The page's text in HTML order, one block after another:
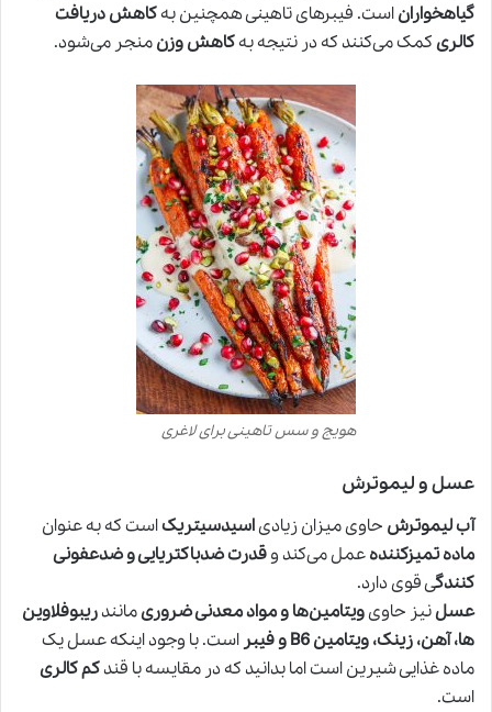
گیاهخواراناست. فیبرهای تاهینی همچنین بهکاهش دریافت
کالری کمک می‌کنند که در نتیجه بهکاهش وزنمنجر می‌شود.
هویج و سس تاهینی برای لاغری
عسل و لیموترش
آب لیموترش حاوی میزان زیادیاسیدسیتریکاست که به عنوان
ماده تمیزکنندهعمل می‌کند وقدرت ضدباکتریایی و ضدعفونی
کنندگی قوی دارد.
عسلنیز حاویویتامین‌ها و مواد معدنی ضروریمانندریبوفلاوین
ها، آهن، زینک، ویتامین B6 و فیبر
است. با وجود اینکه عسل یک
ماده غذایی شیرین است اما بدانید که در مقایسه با قندکم کالری
است.